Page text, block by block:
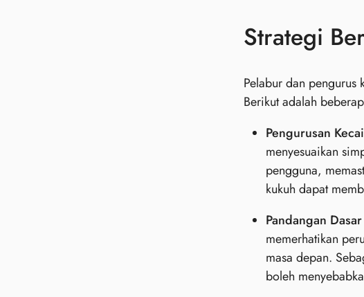
Strategi
Pelabur dan pengurus
Berikut adalah
Pengurusan
menyesuaikan
pengguna,
kukuh dapat
Pandangan
memerhatikan
masa depan.
boleh